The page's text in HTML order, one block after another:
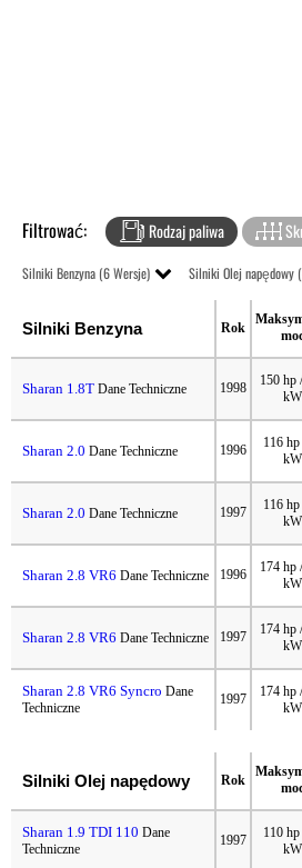
Filtrować: Rodzaj paliwa
Silniki Benzyna (6 Wersje) Silniki Olej napędowy
Silniki Benzyna Rok
Sharan 1.8T Dane Techniczne 1998
150 hp
kW
Sharan 2.0 Dane Techniczne 1996
116
kW
Sharan 2.0 Dane Techniczne 1997
116
kW
Sharan 2.8 VR6 Dane Techniczne 1996
174 hp
kW
Sharan 2.8 VR6 Dane Techniczne 1997
174 hp
kW
Sharan 2.8 VR6 Syncro Dane
Techniczne
1997
174 hp
kW
Silniki Olej napędowy Rok
Sharan 1.9 TDI 110 Dane
Techniczne
1997
110 hp
kW